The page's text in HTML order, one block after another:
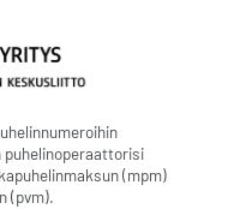
(mpm)
(pvm).